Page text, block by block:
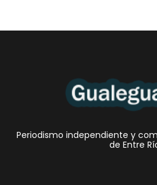
Periodismo independiente y
de Entre